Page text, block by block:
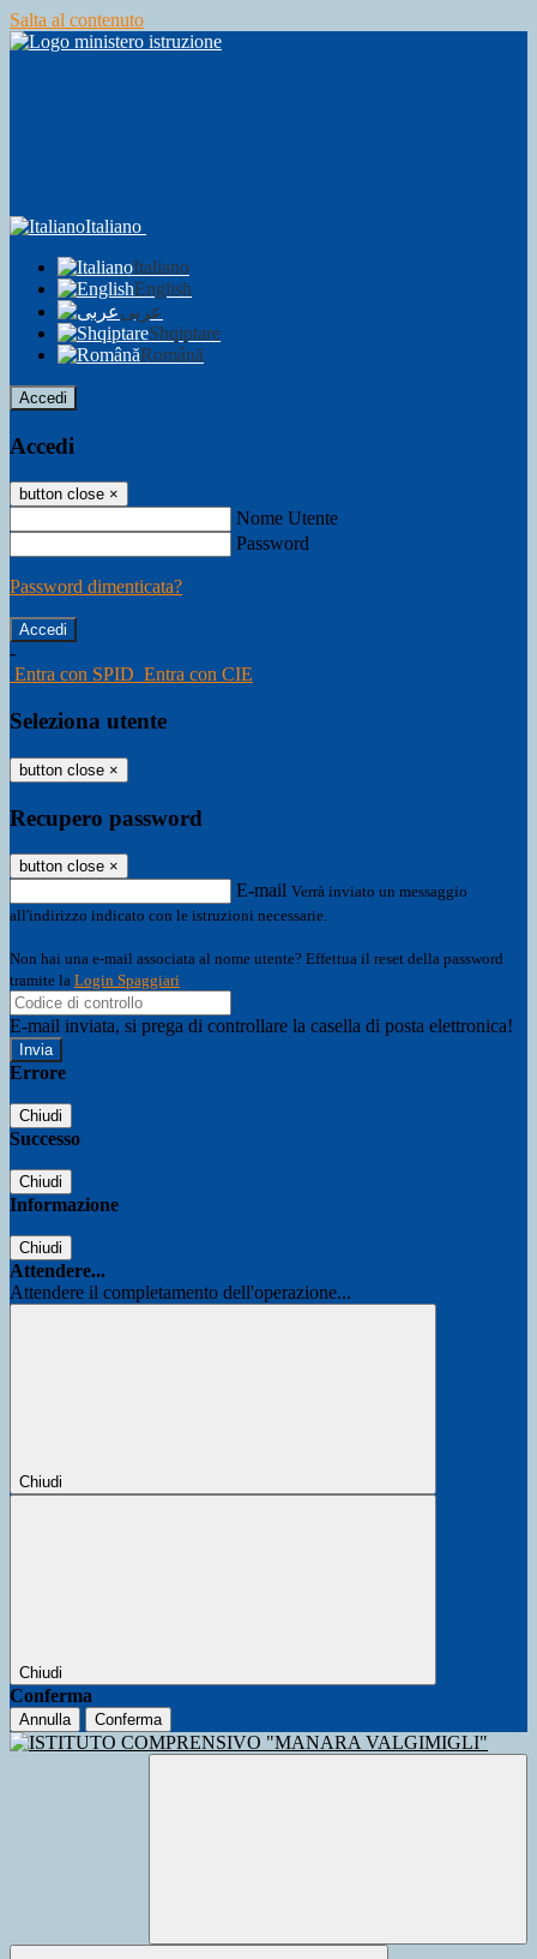
Salta al contenuto
Italiano
Italiano
English
عربى
Shqiptare
Română
Accedi
Accedi
button close ×
Nome Utente
Password
Password dimenticata?
-
Entra con SPID Entra con CIE
Seleziona utente
button close ×
Recupero password
button close ×
E-mail Verrà inviato un messaggio
all'indirizzo indicato con le istruzioni necessarie.
Non hai una e-mail associata al nome utente? Effettua il reset della password
tramite la Login Spaggiari
E-mail inviata, si prega di controllare la casella di posta elettronica!
Errore
Chiudi
Successo
Chiudi
Informazione
Chiudi
Attendere...
Attendere il completamento dell'operazione...
Chiudi
Chiudi
Conferma
Annulla Conferma